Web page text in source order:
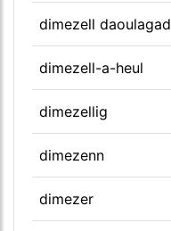
dimezell daoulagad
dimezell-a-heul
dimezellig
dimezenn
dimezer